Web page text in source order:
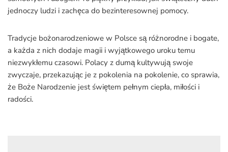
jednoczy ludzi i zachęca do bezinteresownej pomocy.
Tradycje bożonarodzeniowe w Polsce są różnorodne i bogate,
a każda z nich dodaje magii i wyjątkowego uroku temu
niezwykłemu czasowi. Polacy z dumą kultywują swoje
zwyczaje, przekazując je z pokolenia na pokolenie, co sprawia,
że Boże Narodzenie jest świętem pełnym ciepła, miłości i
radości.